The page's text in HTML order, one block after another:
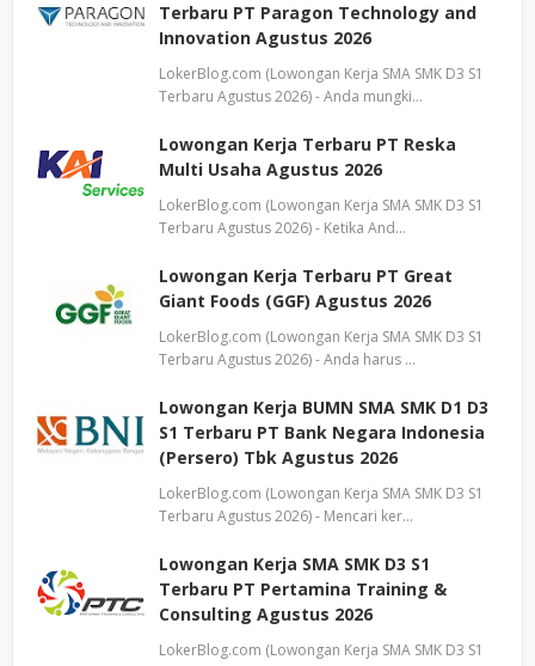
Terbaru PT Paragon Technology and
Innovation Agustus 2026
LokerBlog.com (Lowongan Kerja SMA SMK D3 S1
Terbaru Agustus 2026) - Anda mungki…
Lowongan Kerja Terbaru PT Reska
Multi Usaha Agustus 2026
LokerBlog.com (Lowongan Kerja SMA SMK D3 S1
Terbaru Agustus 2026) - Ketika And…
Lowongan Kerja Terbaru PT Great
Giant Foods (GGF) Agustus 2026
LokerBlog.com (Lowongan Kerja SMA SMK D3 S1
Terbaru Agustus 2026) - Anda harus …
Lowongan Kerja BUMN SMA SMK D1 D3
S1 Terbaru PT Bank Negara Indonesia
(Persero) Tbk Agustus 2026
LokerBlog.com (Lowongan Kerja SMA SMK D3 S1
Terbaru Agustus 2026) - Mencari ker…
Lowongan Kerja SMA SMK D3 S1
Terbaru PT Pertamina Training &
Consulting Agustus 2026
LokerBlog.com (Lowongan Kerja SMA SMK D3 S1